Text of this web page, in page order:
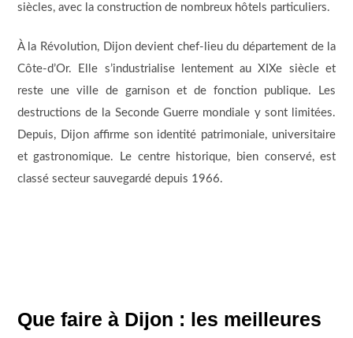
siècles, avec la construction de nombreux hôtels particuliers.
À la Révolution, Dijon devient chef-lieu du département de la
Côte-d’Or. Elle s’industrialise lentement au XIXe siècle et
reste une ville de garnison et de fonction publique. Les
destructions de la Seconde Guerre mondiale y sont limitées.
Depuis, Dijon affirme son identité patrimoniale, universitaire
et gastronomique. Le centre historique, bien conservé, est
classé secteur sauvegardé depuis 1966.
Que faire à Dijon : les meilleures